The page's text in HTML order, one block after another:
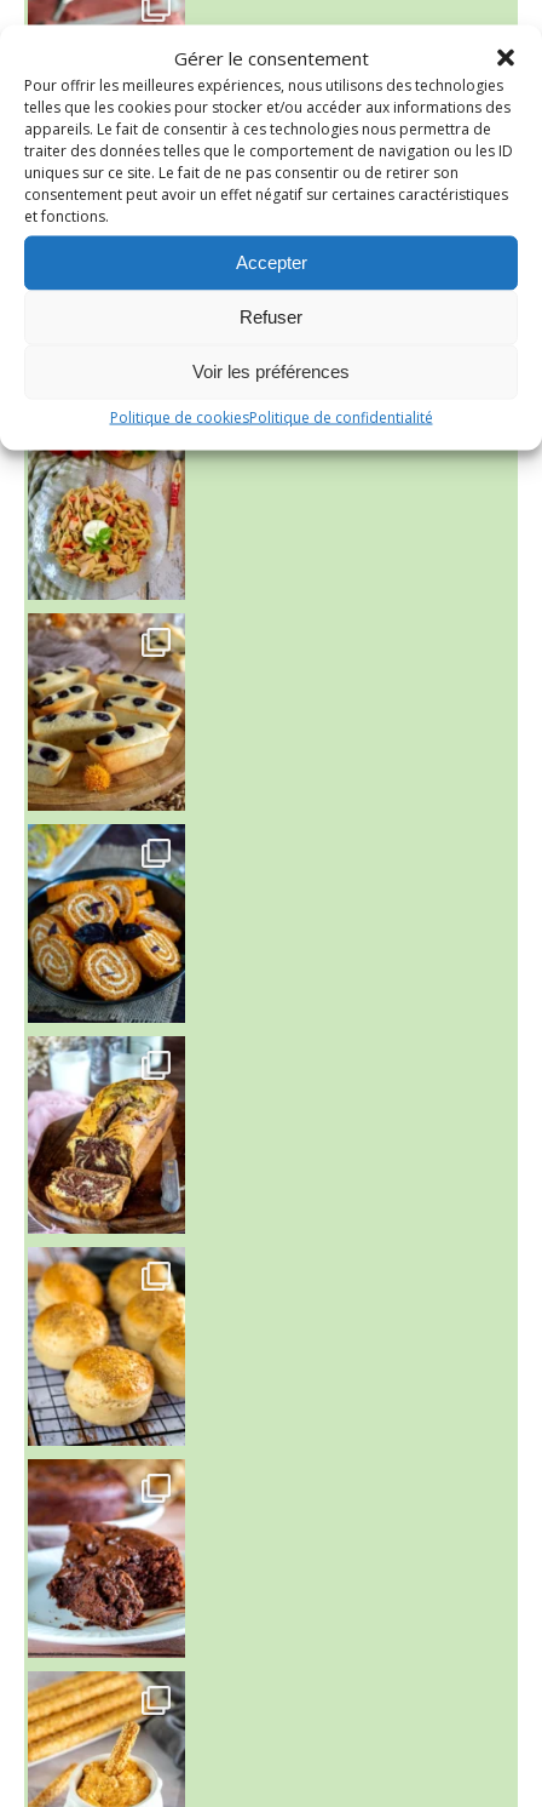
Gérer le consentement
Pour offrir les meilleures expériences, nous utilisons des technologies
telles que les cookies pour stocker et/ou accéder aux informations des
appareils. Le fait de consentir à ces technologies nous permettra de
traiter des données telles que le comportement de navigation ou les ID
uniques sur ce site. Le fait de ne pas consentir ou de retirer son
consentement peut avoir un effet négatif sur certaines caractéristiques
et fonctions.
Accepter
Refuser
Voir les préférences
Politique de cookiesPolitique de confidentialité
Presque un mois que
~ FINANCIERS MYRTILLES ET CITRON ~
Aujourd'hu
~ BUNS MAISON ~
Un peu de boulange par ici au
~ GÂTEAU FONDANT CHOCO NOISETTE ~
C'est lundi